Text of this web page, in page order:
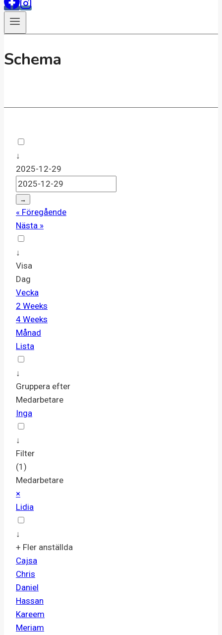
Schema
↓
2025-12-29
→
« Föregående
Nästa »
↓
Visa
Dag
Vecka
2 Weeks
4 Weeks
Månad
Lista
↓
Gruppera efter
Medarbetare
Inga
↓
Filter
(1)
Medarbetare
×
Lidia
↓
+ Fler anställda
Cajsa
Chris
Daniel
Hassan
Kareem
Meriam